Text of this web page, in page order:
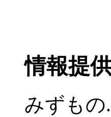
情報提
みずもの